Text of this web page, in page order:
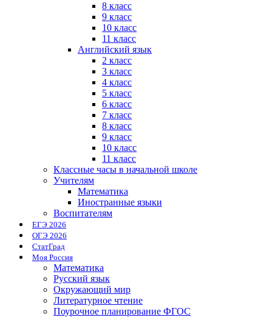
8 класс
9 класс
10 класс
11 класс
Английский язык
2 класс
3 класс
4 класс
5 класс
6 класс
7 класс
8 класс
9 класс
10 класс
11 класс
Классные часы в начальной школе
Учителям
Математика
Иностранные языки
Воспитателям
ЕГЭ 2026
ОГЭ 2026
СтатГрад
Моя Россия
Математика
Русский язык
Окружающий мир
Литературное чтение
Поурочное планирование ФГОС